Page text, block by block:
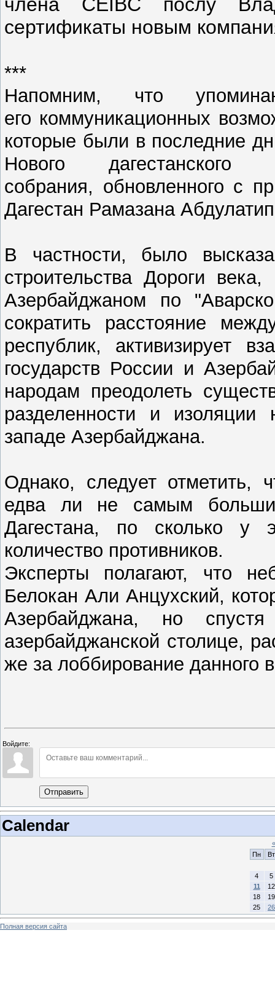
члена CEIBC послу
сертификаты новым
***
Напомним, что
его коммуникационных
которые были в последние
Нового
собрания, обновленного с
Дагестан Рамазана
В частности, было
строительства Дороги
Азербайджаном по
сократить расстояние
республик, активизирует
государств России и
народам преодолеть
разделенности и
западе Азербайджана.
Однако, следует отметить,
едва ли не самым
Дагестана, по сколько у
количество противников.
Эксперты полагают, что
Белокан Али Анцухский,
Азербайджана, но
азербайджанской столице,
же за лоббирование данного
Войдите:
Отправить
Calendar
«
Пн
Вт
4
5
11
12
18
19
25
26
Полная версия сайта